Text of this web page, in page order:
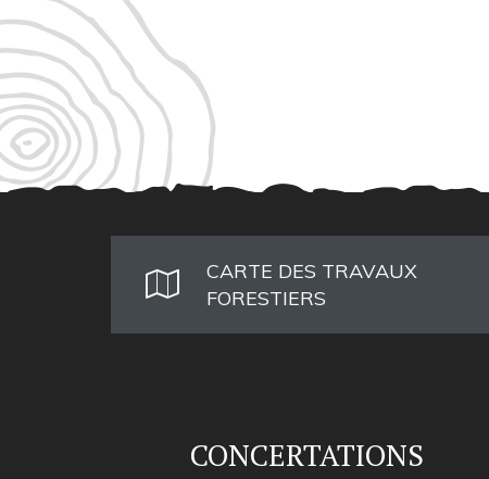
CARTE DES TRAVAUX
FORESTIERS
CONCERTATIONS